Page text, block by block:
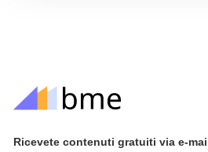
Ricevete contenuti gratuiti via e-